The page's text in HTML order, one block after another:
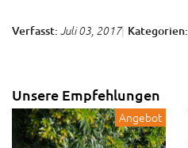
Verfasst: Juli 03, 2017 Kategorien:
Unsere Empfehlungen
Angebot